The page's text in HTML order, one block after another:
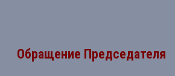
Обращение Председателя